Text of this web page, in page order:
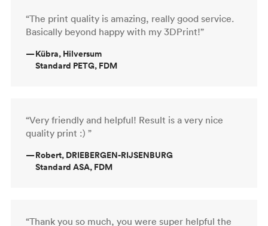
“The print quality is amazing, really good service.
Basically beyond happy with my 3DPrint!”
—Kübra, Hilversum
Standard PETG, FDM
“Very friendly and helpful! Result is a very nice
quality print :) ”
—Robert, DRIEBERGEN-RIJSENBURG
Standard ASA, FDM
“Thank you so much, you were super helpful the